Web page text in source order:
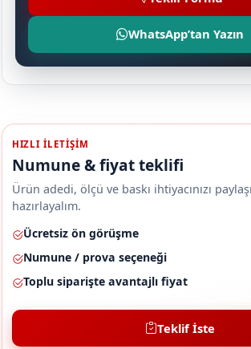
WhatsApp’tan Yazın
HIZLI ILETIŞIM
Numune & fiyat teklifi
Ürün adedi, ölçü ve baskı ihtiyacınızı
hazırlayalım.
Ücretsiz ön görüşme
Numune / prova seçeneği
Toplu siparişte avantajlı fiyat
Teklif İste